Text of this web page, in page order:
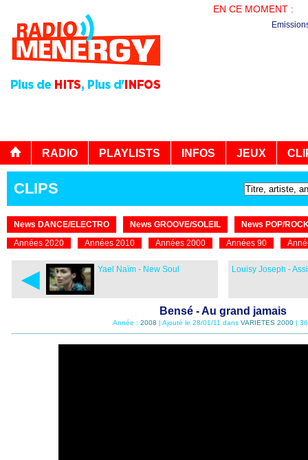
EN CE MOMENT :
RADIO PLAYLISTS INFOS JEUX
CLIPS
News DANCE/ELECTRO News GROOVE/SOLEIL
News POP/
Années 2020
Années 2010 Années 2000 Années 90
◄ Yael Naïm - New Soul Louisy Joseph -
Bensé - Au grand jamais
Année : 2008 | Ajouté le 28/01/11 dans VARIETES 2000 |